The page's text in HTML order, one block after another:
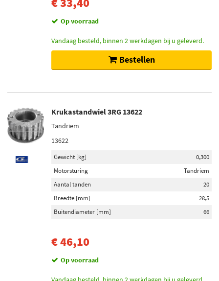
Op voorraad
Vandaag besteld, binnen 2 werkdagen bij u geleverd.
Bestellen
Krukastandwiel 3RG 13622
Tandriem
13622
Gewicht [kg]
0,300
Motorsturing
Tandriem
Aantal tanden
20
Breedte [mm]
28,5
Buitendiameter [mm]
66
€ 46,10
Op voorraad